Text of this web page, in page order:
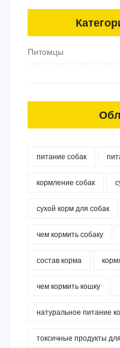
Питомцы
питание собак
кормление собак
сухой корм для собак
чем кормить собаку
состав корма
чем кормить кошку
натуральное питание
токсичные продукты